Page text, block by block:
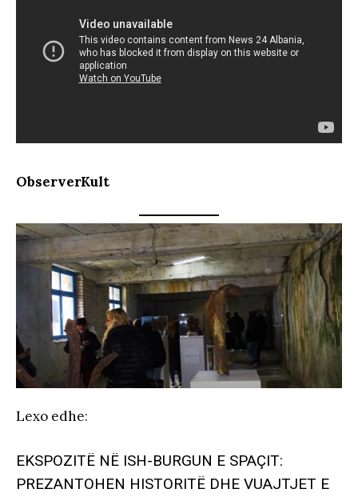
ObserverKult
Lexo edhe:
EKSPOZITË NË ISH-BURGUN E SPAÇIT:
PREZANTOHEN HISTORITË DHE VUAJTJET E